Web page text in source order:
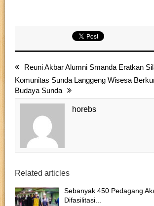
Reuni Akbar Alumni Smanda Eratkan
Komunitas Sunda Langgeng Wisesa
Budaya Sunda
horebs
Related articles
Sebanyak 450 Pedagang
Difasilitasi...